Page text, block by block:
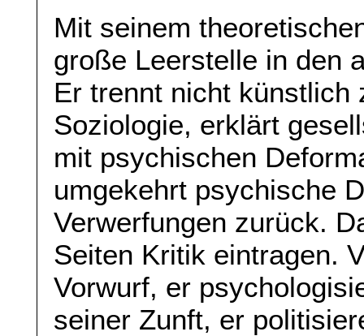
Mit seinem
große Leerstelle in den
Er trennt nicht künstlich
Soziologie, erklärt
mit psychischen
umgekehrt psychische
Verwerfungen zurück.
Seiten Kritik eintragen.
Vorwurf, er
seiner Zunft, er